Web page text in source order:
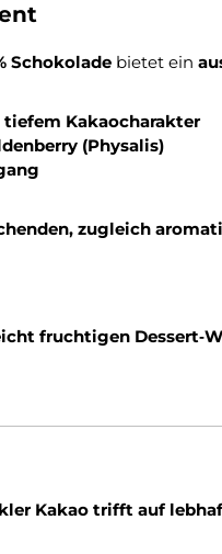
Schokolade bietet ein
Kakaocharakter
(Physalis)
zugleich
fruchtigen
Kakao trifft auf